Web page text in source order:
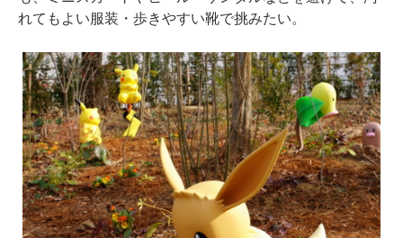
れてもよい服装・歩きやすい靴で挑みたい。